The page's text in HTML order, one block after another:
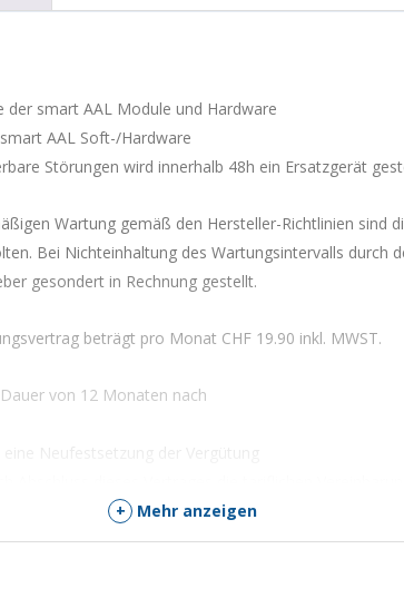
der smart AAL Module und Hardware
AAL Soft-/Hardware
Störungen wird innerhalb 48h ein Ersatzgerät
Wartung gemäß den Hersteller-Richtlinien sind
Bei Nichteinhaltung des Wartungsintervalls durch
gesondert in Rechnung gestellt.
beträgt pro Monat CHF 19.90 inkl. MWST.
von 12 Monaten nach
10 Tage ab Rechnungszugang ohne Abzug
+ Mehr anzeigen